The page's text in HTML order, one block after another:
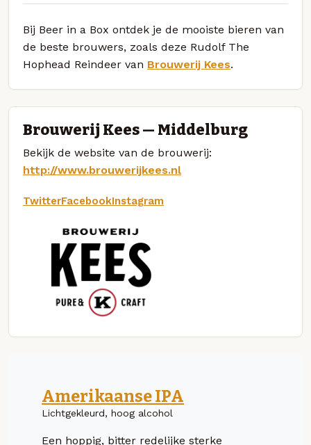
Bij Beer in a Box ontdek je de mooiste bieren van
de beste brouwers, zoals deze Rudolf The
Hophead Reindeer van Brouwerij Kees.
Brouwerij Kees — Middelburg
Bekijk de website van de brouwerij:
http://www.brouwerijkees.nl
TwitterFacebookInstagram
Amerikaanse IPA
Lichtgekleurd, hoog alcohol
Een hoppig, bitter redelijke sterke